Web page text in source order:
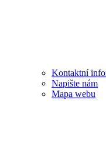
Kontaktní
Napište nám
Mapa webu